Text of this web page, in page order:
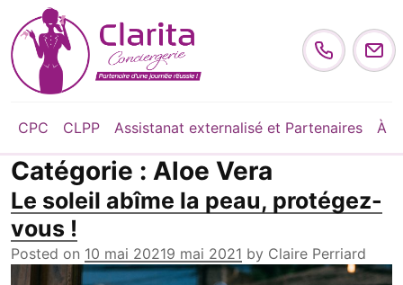
Skip to content
CPC CLPP Assistanat externalisé et Partenaires À
Catégorie : Aloe Vera
Le soleil abîme la peau, protégez-
vous !
Posted on 10 mai 20219 mai 2021 by Claire Perriard